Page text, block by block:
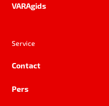
VARAgids
Service
Contact
Pers